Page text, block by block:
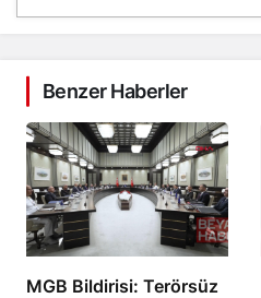
Benzer Haberler
MGB Bildirisi: Terörsüz